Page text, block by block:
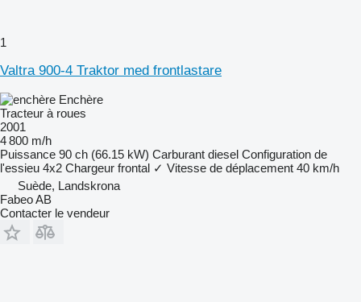
1
Valtra 900-4 Traktor med frontlastare
Enchère
Tracteur à roues
2001
4 800 m/h
Puissance 90 ch (66.15 kW) Carburant diesel Configuration de
l'essieu 4x2 Chargeur frontal ✓ Vitesse de déplacement 40 km/h
Suède, Landskrona
Fabeo AB
Contacter le vendeur